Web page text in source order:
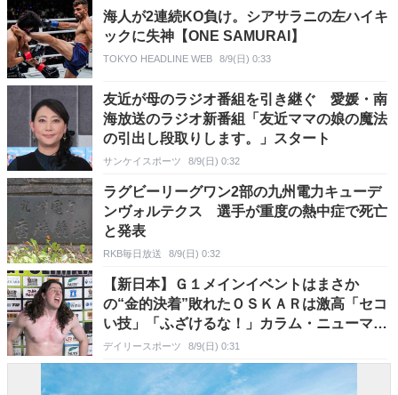
海人が2連続KO負け。シアサラニの左ハイキ
ックに失神【ONE SAMURAI】
TOKYO HEADLINE WEB 8/9(日) 0:33
友近が母のラジオ番組を引き継ぐ 愛媛・南
海放送のラジオ新番組「友近ママの娘の魔法
の引出し段取りします。」スタート
サンケイスポーツ 8/9(日) 0:32
ラグビーリーグワン2部の九州電力キューデ
ンヴォルテクス 選手が重度の熱中症で死亡
と発表
RKB毎日放送 8/9(日) 0:32
【新日本】Ｇ１メインイベントはまさか
の“金的決着”敗れたＯＳＫＡＲは激高「セコ
い技」「ふざけるな！」カラム・ニューマン
は首位タイの勝ち点１０
デイリースポーツ 8/9(日) 0:31